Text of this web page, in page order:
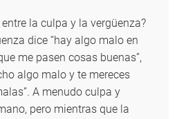
la culpa y la vergüenza?
dice “hay algo malo en
me pasen cosas buenas”,
algo malo y te mereces
A menudo culpa y
pero mientras que la